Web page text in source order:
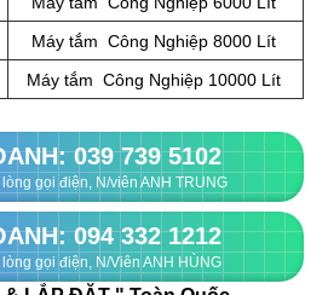
Máy tắm Công Nghiệp8000 Lít
Máy tắm Công Nghiệp10000 Lít
039 739 5102
gọi điện, N/viên ANH TRUNG
094 332 1212
gọi điện, N/Viên ANH HÙNG